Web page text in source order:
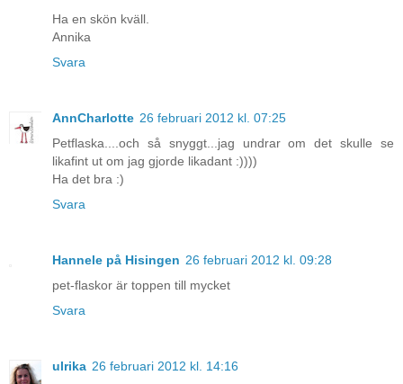
Ha en skön kväll.
Annika
Svara
AnnCharlotte 26 februari 2012 kl. 07:25
Petflaska....och så snyggt...jag undrar om det skulle se
likafint ut om jag gjorde likadant :))))
Ha det bra :)
Svara
Hannele på Hisingen 26 februari 2012 kl. 09:28
pet-flaskor är toppen till mycket
Svara
ulrika 26 februari 2012 kl. 14:16